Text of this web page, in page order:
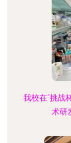
我校在“挑战
术研